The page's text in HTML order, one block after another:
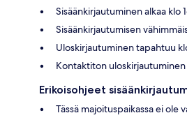
Sisäänkirjautuminen alkaa klo
Sisäänkirjautumisen
Uloskirjautuminen tapahtuu
Kontaktiton uloskirjautuminen
Erikoisohjeet
Tässä majoituspaikassa ei ole